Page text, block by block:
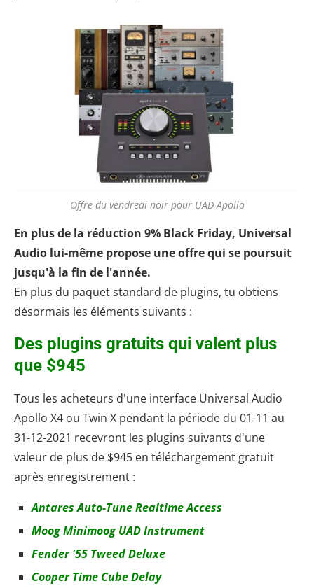
Offre du vendredi noir pour UAD Apollo
En plus de la réduction 9% Black Friday, Universal
Audio lui-même propose une offre qui se poursuit
jusqu'à la fin de l'année.
En plus du paquet standard de plugins, tu obtiens
désormais les éléments suivants :
Des plugins gratuits qui valent plus
que $945
Tous les acheteurs d'une interface Universal Audio
Apollo X4 ou Twin X pendant la période du 01-11 au
31-12-2021 recevront les plugins suivants d'une
valeur de plus de $945 en téléchargement gratuit
après enregistrement :
Antares Auto-Tune Realtime Access
Moog Minimoog UAD Instrument
Fender '55 Tweed Deluxe
Cooper Time Cube Delay